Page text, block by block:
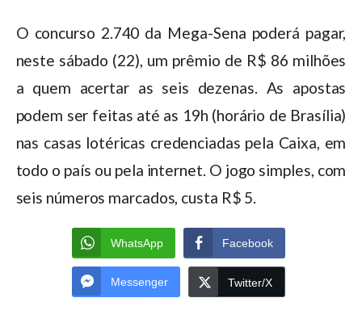
O concurso 2.740 da Mega-Sena poderá pagar,
neste sábado (22), um prêmio de R$ 86 milhões
a quem acertar as seis dezenas. As apostas
podem ser feitas até as 19h (horário de Brasília)
nas casas lotéricas credenciadas pela Caixa, em
todo o país ou pela internet. O jogo simples, com
seis números marcados, custa R$ 5.
WhatsApp Facebook
Messenger Twitter/X